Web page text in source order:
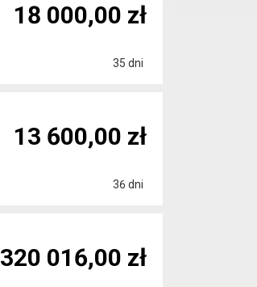
35 dni
18 000,00 zł
36 dni
13 600,00 zł
320 016,00 zł